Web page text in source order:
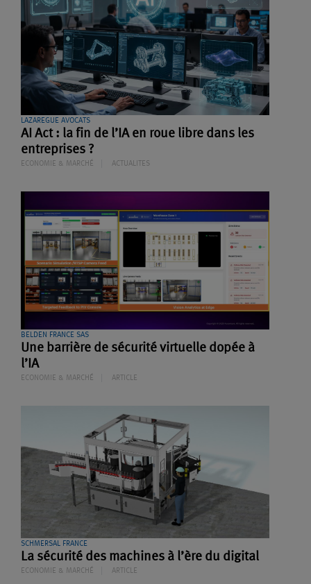
LAZAREGUE AVOCATS
AI Act : la fin de l’IA en roue libre dans les
entreprises ?
ECONOMIE & MARCHÉ ACTUALITES
BELDEN FRANCE SAS
Une barrière de sécurité virtuelle dopée à
l’IA
ECONOMIE & MARCHÉ ARTICLE
SCHMERSAL FRANCE
La sécurité des machines à l’ère du digital
ECONOMIE & MARCHÉ ARTICLE